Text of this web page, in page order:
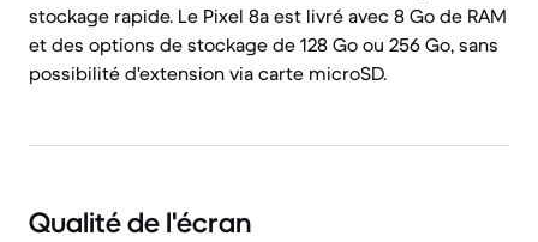
stockage rapide. Le Pixel 8a est livré avec 8 Go de RAM
et des options de stockage de 128 Go ou 256 Go, sans
possibilité d'extension via carte microSD.
Qualité de l'écran